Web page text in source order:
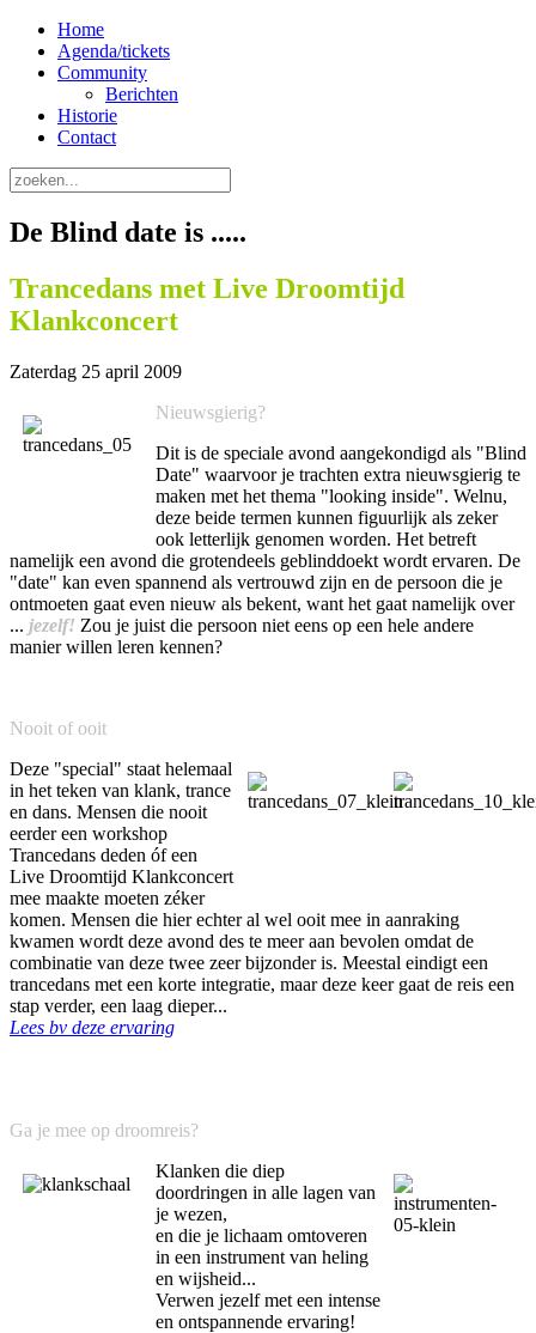
Home
Agenda/tickets
Community
Berichten
Historie
Contact
De Blind date is .....
Trancedans met Live Droomtijd
Klankconcert
Zaterdag 25 april 2009
Nieuwsgierig?
Dit is de speciale avond aangekondigd als "Blind
Date" waarvoor je trachten extra nieuwsgierig te
maken met het thema "looking inside". Welnu,
deze beide termen kunnen figuurlijk als zeker
ook letterlijk genomen worden. Het betreft
namelijk een avond die grotendeels geblinddoekt wordt ervaren. De
"date" kan even spannend als vertrouwd zijn en de persoon die je
ontmoeten gaat even nieuw als bekent, want het gaat namelijk over
... jezelf! Zou je juist die persoon niet eens op een hele andere
manier willen leren kennen?
Nooit of ooit
Deze "special" staat helemaal
in het teken van klank, trance
en dans. Mensen die nooit
eerder een workshop
Trancedans deden óf een
Live Droomtijd Klankconcert
mee maakte moeten zéker
komen. Mensen die hier echter al wel ooit mee in aanraking
kwamen wordt deze avond des te meer aan bevolen omdat de
combinatie van deze twee zeer bijzonder is. Meestal eindigt een
trancedans met een korte integratie, maar deze keer gaat de reis een
stap verder, een laag dieper...
Lees bv deze ervaring
Ga je mee op droomreis?
Klanken die diep
doordringen in alle lagen van
je wezen,
en die je lichaam omtoveren
in een instrument van heling
en wijsheid...
Verwen jezelf met een intense
en ontspannende ervaring!